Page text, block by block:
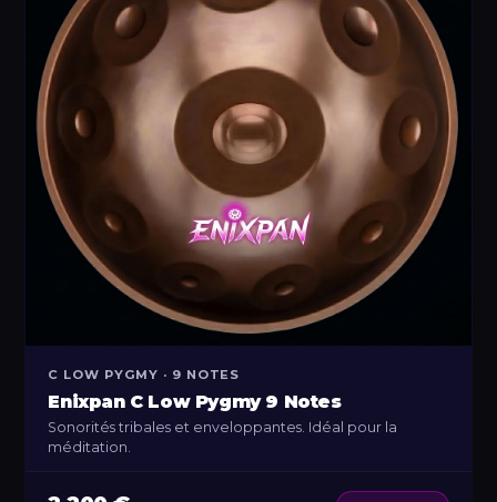
C LOW PYGMY · 9 NOTES
Enixpan C Low Pygmy 9 Notes
Sonorités tribales et enveloppantes. Idéal pour la
méditation.